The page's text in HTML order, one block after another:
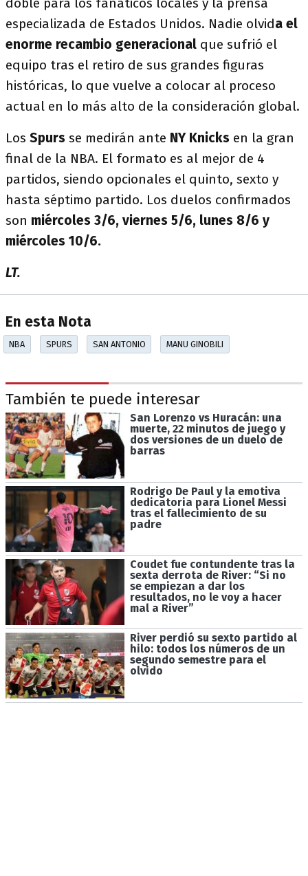
doble para los fanáticos locales y la prensa
especializada de Estados Unidos. Nadie olvida el
enorme recambio generacional que sufrió el
equipo tras el retiro de sus grandes figuras
históricas, lo que vuelve a colocar al proceso
actual en lo más alto de la consideración global.
Los Spurs se medirán ante NY Knicks en la gran
final de la NBA. El formato es al mejor de 4
partidos, siendo opcionales el quinto, sexto y
hasta séptimo partido. Los duelos confirmados
son miércoles 3/6, viernes 5/6, lunes 8/6 y
miércoles 10/6.
LT.
En esta Nota
NBA SPURS SAN ANTONIO MANU GINOBILI
También te puede interesar
San Lorenzo vs Huracán: una
muerte, 22 minutos de juego y
dos versiones de un duelo de
barras
Rodrigo De Paul y la emotiva
dedicatoria para Lionel Messi
tras el fallecimiento de su
padre
Coudet fue contundente tras la
sexta derrota de River: “Si no
se empiezan a dar los
resultados, no le voy a hacer
mal a River”
River perdió su sexto partido al
hilo: todos los números de un
segundo semestre para el
olvido